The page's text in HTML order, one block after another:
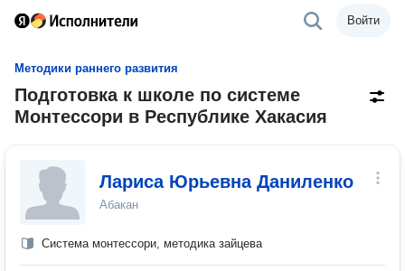
Войти
Методики раннего развития
Подготовка к школе по системе
Монтессори в Республике Хакасия
Лариса Юрьевна Даниленко
Абакан
Система монтессори, методика зайцева